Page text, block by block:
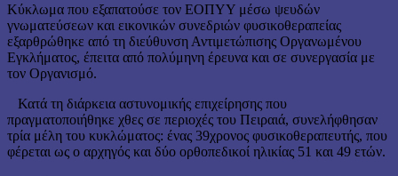
Κύκλωμα που εξαπατούσε τον ΕΟΠΥΥ μέσω ψευδών
γνωματεύσεων και εικονικών συνεδριών φυσικοθεραπείας
εξαρθρώθηκε από τη διεύθυνση Αντιμετώπισης Οργανωμένου
Εγκλήματος, έπειτα από πολύμηνη έρευνα και σε συνεργασία με
τον Οργανισμό.
Κατά τη διάρκεια αστυνομικής επιχείρησης που
πραγματοποιήθηκε χθες σε περιοχές του Πειραιά, συνελήφθησαν
τρία μέλη του κυκλώματος: ένας 39χρονος φυσικοθεραπευτής, που
φέρεται ως ο αρχηγός και δύο ορθοπεδικοί ηλικίας 51 και 49 ετών.